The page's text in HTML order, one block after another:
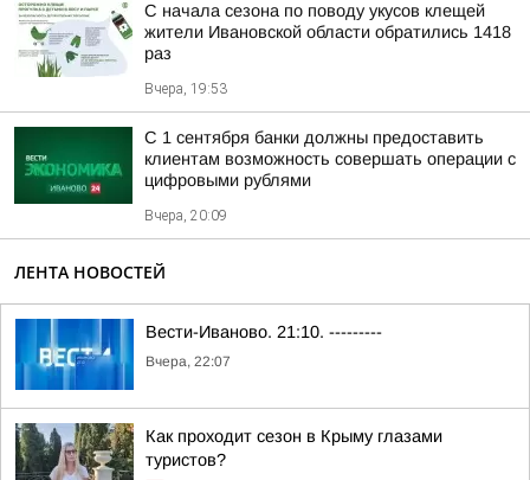
С начала сезона по поводу укусов клещей
жители Ивановской области обратились 1418
раз
Вчера, 19:53
С 1 сентября банки должны предоставить
клиентам возможность совершать операции с
цифровыми рублями
Вчера, 20:09
ЛЕНТА НОВОСТЕЙ
Вести-Иваново. 21:10. ---------
Вчера, 22:07
Как проходит сезон в Крыму глазами
туристов?